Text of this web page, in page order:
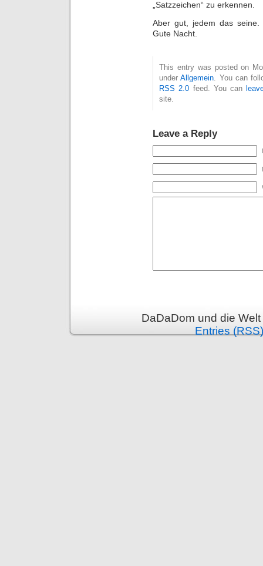
„Satzzeichen“ zu erkennen.
Aber gut, jedem das
Gute Nacht.
This entry was posted on
underAllgemein . You can
RSS 2.0 feed. You can
site.
Leave a Reply
DaDaDom und die
Entries (RSS)